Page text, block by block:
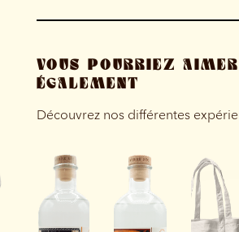
VOUS POURRIEZ
ÉGALEMENT
Découvrez nos différentes